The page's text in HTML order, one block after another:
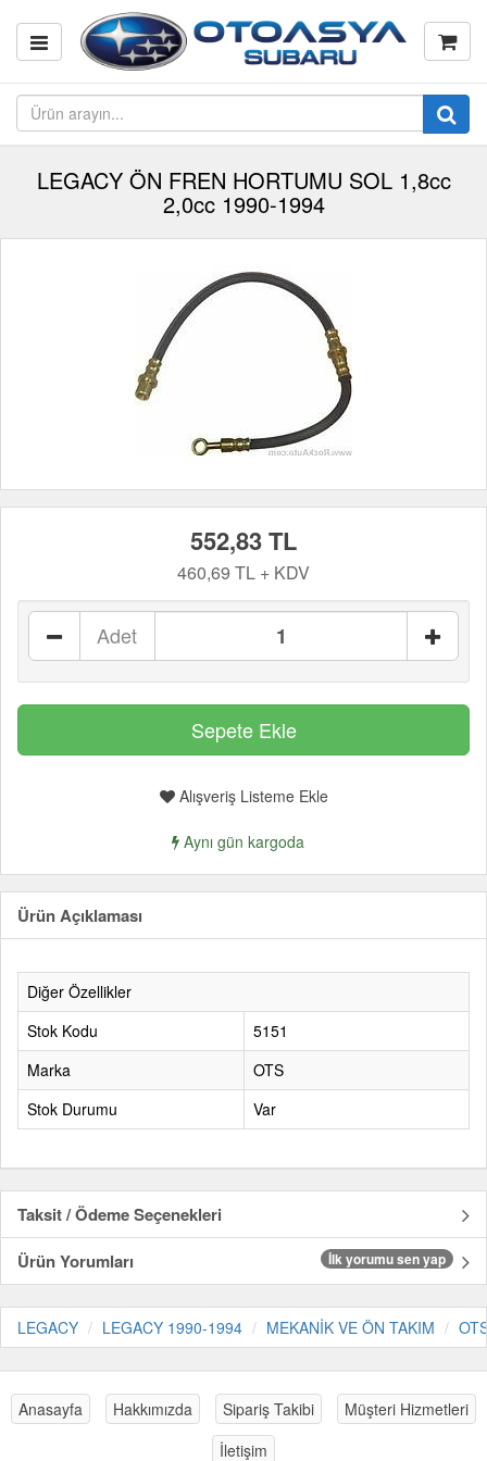
LEGACY ÖN FREN HORTUMU SOL 1,8cc
2,0cc 1990-1994
552,83 TL
460,69 TL + KDV
Adet
Alışveriş Listeme Ekle
Aynı gün kargoda
Ürün Açıklaması
Diğer Özellikler
Stok Kodu
5151
Marka
OTS
Stok Durumu
Var
Taksit / Ödeme Seçenekleri
Ürün Yorumları
İlk yorumu sen yap
LEGACY LEGACY 1990-1994 MEKANİK VE ÖN TAKIM
Anasayfa Hakkımızda Sipariş Takibi
Müşteri Hizmetleri
İletişim